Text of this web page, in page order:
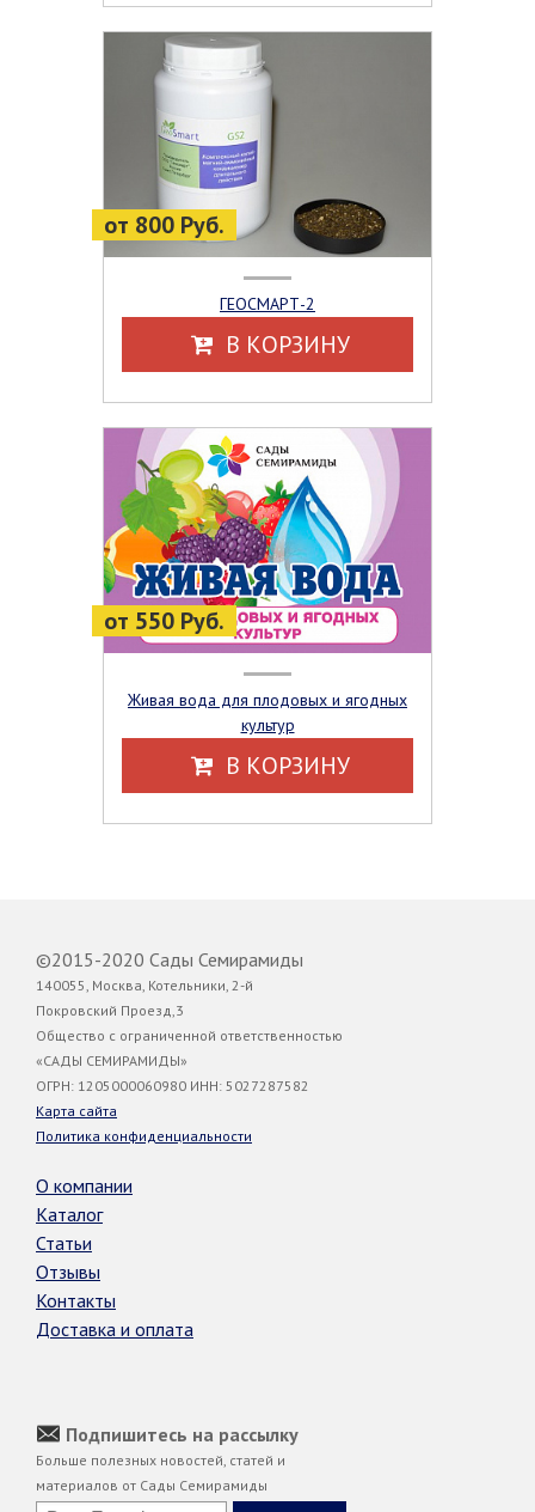
от 800 Руб.
ГЕОСМАРТ-2
В КОРЗИНУ
от 550 Руб.
Живая вода для плодовых и ягодных
культур
В КОРЗИНУ
©2015-2020 Сады Семирамиды
140055, Москва, Котельники, 2-й
Покровский Проезд,3
Общество с ограниченной ответственностью
«САДЫ СЕМИРАМИДЫ»
ОГРН: 1205000060980 ИНН: 5027287582
Карта сайта
Политика конфиденциальности
О компании
Каталог
Статьи
Отзывы
Контакты
Доставка и оплата
Подпишитесь на рассылку
Больше полезных новостей, статей и
материалов от Сады Семирамиды